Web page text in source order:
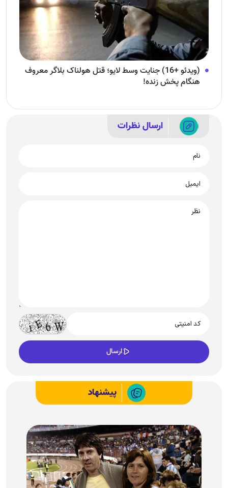
(ویدئو +16) جنایت وسط لایو؛ قتل هولناک بلاگر معروف
هنگام پخش زنده!
ارسال نظرات
پیشنهاد